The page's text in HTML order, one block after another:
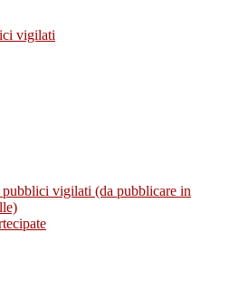
vigilati
vigilati (da pubblicare in